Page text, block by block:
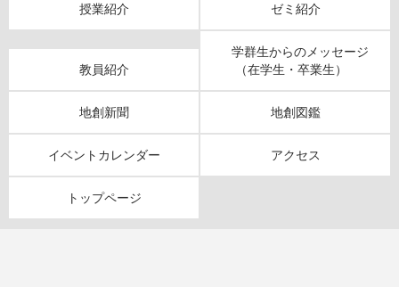
授業紹介 ゼミ紹介
教員紹介
学群生からのメッセージ
（在学生・卒業生）
地創新聞 地創図鑑
イベントカレンダー アクセス
トップページ